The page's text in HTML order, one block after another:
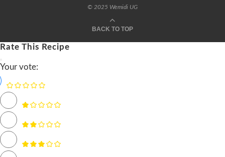
© 2025 Wemidi UG
BACK TO TOP
Rate This Recipe
Your vote: